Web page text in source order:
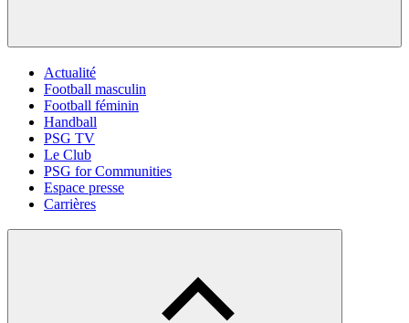
Actualité
Football masculin
Football féminin
Handball
PSG TV
Le Club
PSG for Communities
Espace presse
Carrières